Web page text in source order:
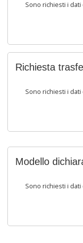
Sono richiesti i
Richiesta
Sono richiesti i
Modello
Sono richiesti i